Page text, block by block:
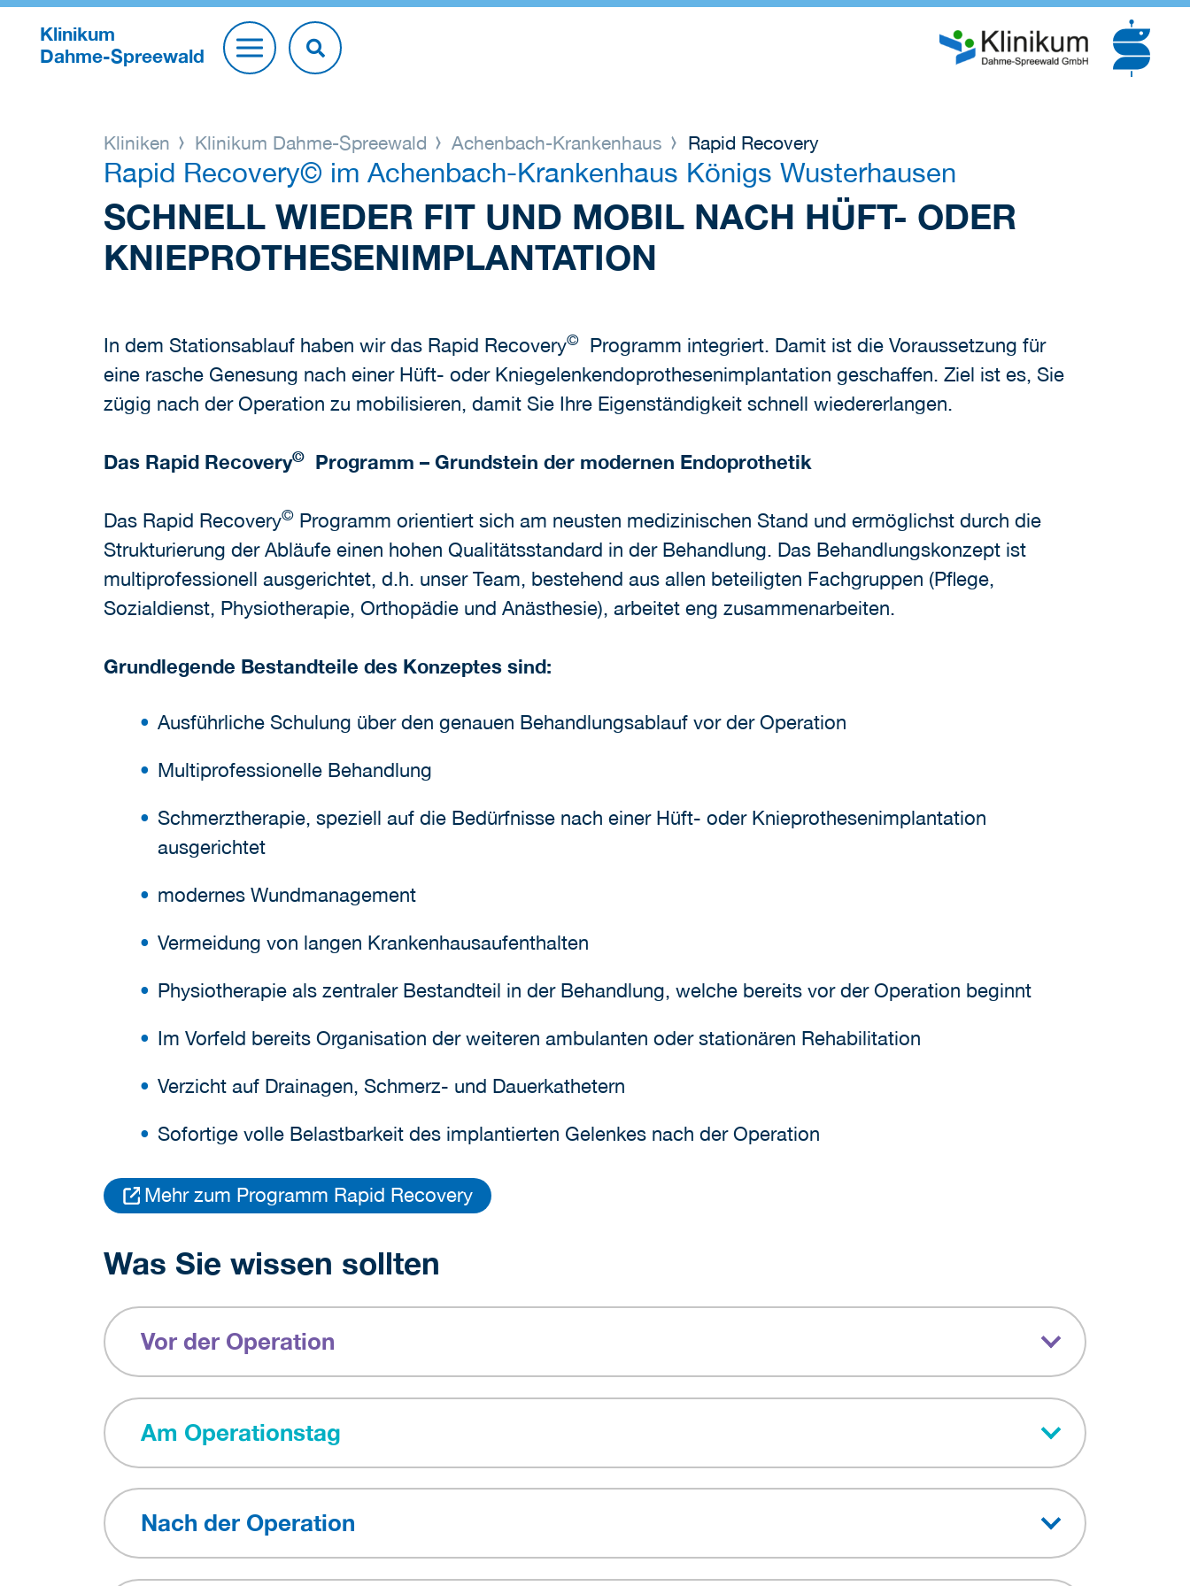
Klinikum
Dahme-Spreewald
Kliniken Klinikum Dahme-Spreewald Achenbach-Krankenhaus Rapid Recovery
Rapid Recovery© im Achenbach-Krankenhaus Königs Wusterhausen
SCHNELL WIEDER FIT UND MOBIL NACH HÜFT- ODER
KNIEPROTHESENIMPLANTATION
In dem Stationsablauf haben wir das Rapid Recovery©
Programm integriert. Damit ist die Voraussetzung für
eine rasche Genesung nach einer Hüft- oder Kniegelenkendoprothesenimplantation geschaffen. Ziel ist es, Sie
zügig nach der Operation zu mobilisieren, damit Sie Ihre Eigenständigkeit schnell wiedererlangen.
Das Rapid Recovery© Programm – Grundstein der modernen Endoprothetik
Das Rapid Recovery© Programm orientiert sich am neusten medizinischen Stand und ermöglichst durch die
Strukturierung der Abläufe einen hohen Qualitätsstandard in der Behandlung. Das Behandlungskonzept ist
multiprofessionell ausgerichtet, d.h. unser Team, bestehend aus allen beteiligten Fachgruppen (Pflege,
Sozialdienst, Physiotherapie, Orthopädie und Anästhesie), arbeitet eng zusammenarbeiten.
Grundlegende Bestandteile des Konzeptes sind:
Ausführliche Schulung über den genauen Behandlungsablauf vor der Operation
Multiprofessionelle Behandlung
Schmerztherapie, speziell auf die Bedürfnisse nach einer Hüft- oder Knieprothesenimplantation
ausgerichtet
modernes Wundmanagement
Vermeidung von langen Krankenhausaufenthalten
Physiotherapie als zentraler Bestandteil in der Behandlung, welche bereits vor der Operation beginnt
Im Vorfeld bereits Organisation der weiteren ambulanten oder stationären Rehabilitation
Verzicht auf Drainagen, Schmerz- und Dauerkathetern
Sofortige volle Belastbarkeit des implantierten Gelenkes nach der Operation
Mehr zum Programm Rapid Recovery
Was Sie wissen sollten
Vor der Operation
Am Operationstag
Nach der Operation